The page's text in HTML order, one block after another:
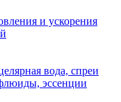
и ускорения
вода, спреи
эссенции